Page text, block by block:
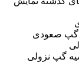
گپ صعودی
گپ نزولی